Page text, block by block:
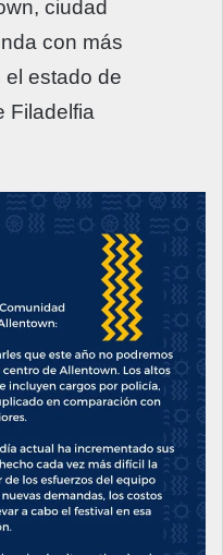
ciudad
con más
estado de
Filadelfia